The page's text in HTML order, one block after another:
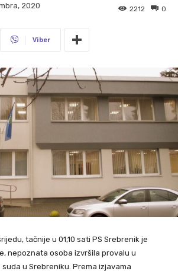
2020 0
2212
Viber
tačnije u 01,10 sati PS Srebrenik je
nepoznata osoba izvršila provalu u
u Srebreniku. Prema izjavama